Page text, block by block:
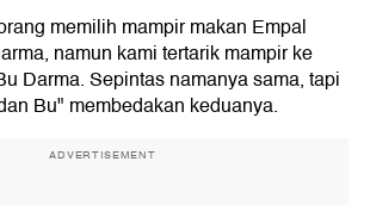
memilih mampir makan Empal
namun kami tertarik mampir ke
Darma. Sepintas namanya sama, tapi
Bu" membedakan keduanya.
ADVERTISEMENT